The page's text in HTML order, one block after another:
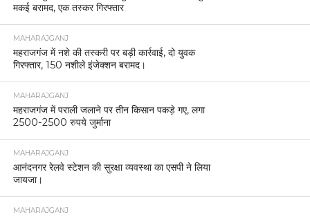
मकई बरामद, एक तस्कर गिरफ्तार
MAHARAJGANJ
महराजगंज में नशे की तस्करी पर बड़ी कार्रवाई, दो युवक
गिरफ्तार, 150 नशीले इंजेक्शन बरामद।
MAHARAJGANJ
महराजगंज में पराली जलाने पर तीन किसान पकड़े गए, लगा
2500-2500 रुपये जुर्माना
MAHARAJGANJ
आनंदनगर रेलवे स्टेशन की सुरक्षा व्यवस्था का एसपी ने लिया
जायजा।
MAHARAJGANJ